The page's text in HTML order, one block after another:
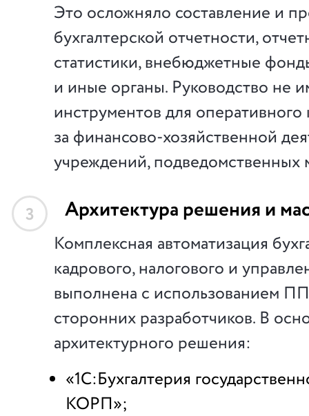
Это осложняло составление и
бухгалтерской отчетности,
статистики, внебюджетные
и иные органы. Руководство не
инструментов для оперативного
за финансово-хозяйственной
учреждений, подведомственных
3 Архитектура решения и
Комплексная автоматизация
кадрового, налогового и
выполнена с использованием
сторонних разработчиков. В
архитектурного решения:
«1С:Бухгалтерия
КОРП»;